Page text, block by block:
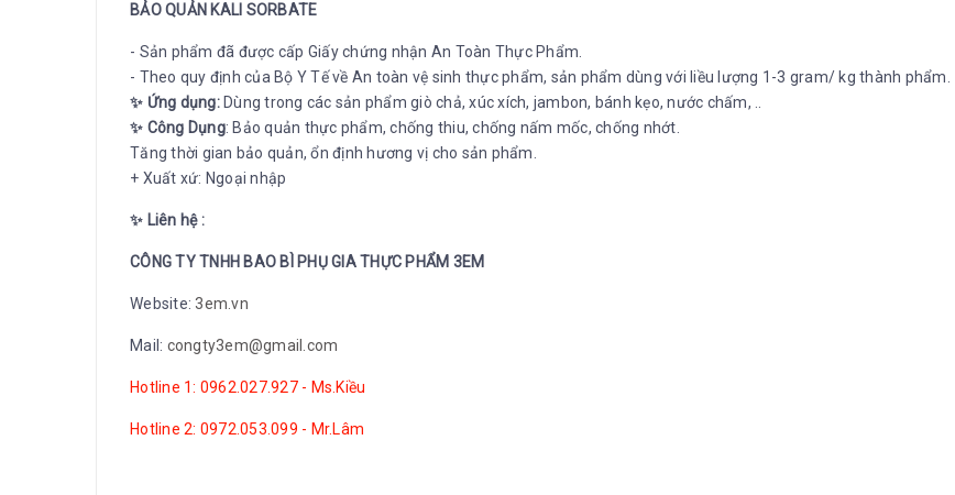
BẢO QUẢN KALI SORBATE
- Sản phẩm đã được cấp Giấy chứng nhận An Toàn Thực Phẩm.
- Theo quy định của Bộ Y Tế về An toàn vệ sinh thực phẩm, sản phẩm dùng với liều lượng 1-3 gram/ kg thành phẩm.
✨ Ứng dụng:Dùng trong các sản phẩm giò chả, xúc xích, jambon, bánh kẹo, nước chấm, ..
✨ Công Dụng: Bảo quản thực phẩm, chống thiu, chống nấm mốc, chống nhớt.
Tăng thời gian bảo quản, ổn định hương vị cho sản phẩm.
+ Xuất xứ: Ngoại nhập
✨ Liên hệ :
CÔNG TY TNHH BAO BÌ PHỤ GIA THỰC PHẨM 3EM
Website:3em.vn
Mail: congty3em@gmail.com
Hotline 1: 0962.027.927 - Ms.Kiều
Hotline 2: 0972.053.099 - Mr.Lâm